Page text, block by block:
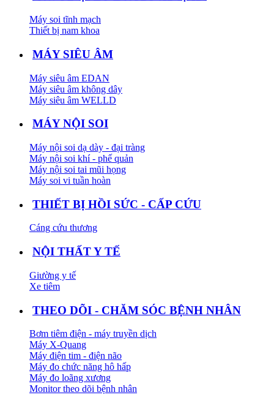
Máy soi tĩnh mạch
Thiết bị nam khoa
MÁY SIÊU ÂM
Máy siêu âm EDAN
Máy siêu âm không dây
Máy siêu âm WELLD
MÁY NỘI SOI
Máy nội soi dạ dày - đại tràng
Máy nội soi khí - phế quản
Máy nội soi tai mũi họng
Máy soi vi tuần hoàn
THIẾT BỊ HỒI SỨC - CẤP CỨU
Cáng cứu thương
NỘI THẤT Y TẾ
Giường y tế
Xe tiêm
THEO DÕI - CHĂM SÓC BỆNH NHÂN
Bơm tiêm điện - máy truyền dịch
Máy X-Quang
Máy điện tim - điện não
Máy đo chức năng hô hấp
Máy đo loãng xương
Monitor theo dõi bệnh nhân